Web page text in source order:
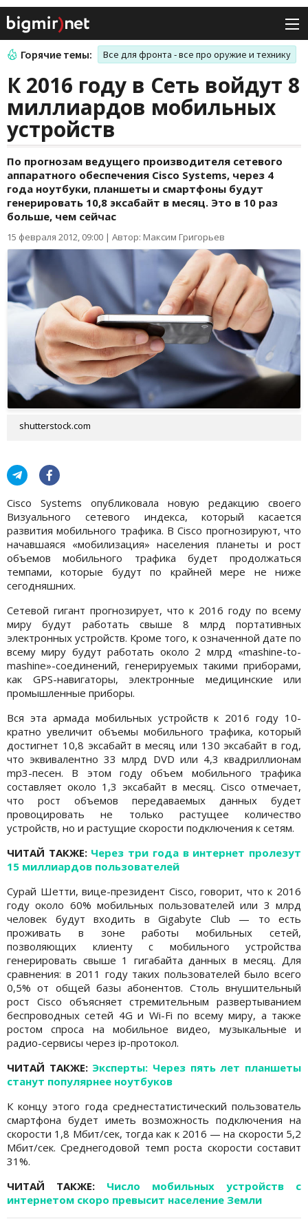
Горячие темы: Все для фронта - все про оружие и технику
К 2016 году в Сеть войдут 8
миллиардов мобильных
устройств
По прогнозам ведущего производителя сетевого
аппаратного обеспечения Cisco Systems, через 4
года ноутбуки, планшеты и смартфоны будут
генерировать 10,8 эксабайт в месяц. Это в 10 раз
больше, чем сейчас
15 февраля 2012, 09:00 | Автор: Максим Григорьев
shutterstock.com
Cisco Systems опубликовала новую редакцию своего
Визуального сетевого индекса, который касается
развития мобильного трафика. В Cisco прогнозируют, что
начавшаяся «мобилизация» населения планеты и рост
объемов мобильного трафика будет продолжаться
темпами, которые будут по крайней мере не ниже
сегодняшних.
Сетевой гигант прогнозирует, что к 2016 году по всему
миру будут работать свыше 8 млрд портативных
электронных устройств. Кроме того, к означенной дате по
всему миру будут работать около 2 млрд «mashine-to-
mashine»-соединений, генерируемых такими приборами,
как GPS-навигаторы, электронные медицинские или
промышленные приборы.
Вся эта армада мобильных устройств к 2016 году 10-
кратно увеличит объемы мобильного трафика, который
достигнет 10,8 эксабайт в месяц или 130 эксабайт в год,
что эквивалентно 33 млрд DVD или 4,3 квадриллионам
mp3-песен. В этом году объем мобильного трафика
составляет около 1,3 эксабайт в месяц. Cisco отмечает,
что рост объемов передаваемых данных будет
провоцировать не только растущее количество
устройств, но и растущие скорости подключения к сетям.
ЧИТАЙ ТАКЖЕ: Через три года в интернет пролезут
15 миллиардов пользователей
Сурай Шетти, вице-президент Cisco, говорит, что к 2016
году около 60% мобильных пользователей или 3 млрд
человек будут входить в Gigabyte Club — то есть
проживать в зоне работы мобильных сетей,
позволяющих клиенту с мобильного устройства
генерировать свыше 1 гигабайта данных в месяц. Для
сравнения: в 2011 году таких пользователей было всего
0,5% от общей базы абонентов. Столь внушительный
рост Cisco объясняет стремительным развертыванием
беспроводных сетей 4G и Wi-Fi по всему миру, а также
ростом спроса на мобильное видео, музыкальные и
радио-сервисы через ip-протокол.
ЧИТАЙ ТАКЖЕ: Эксперты: Через пять лет планшеты
станут популярнее ноутбуков
К концу этого года среднестатистический пользователь
смартфона будет иметь возможность подключения на
скорости 1,8 Мбит/сек, тогда как к 2016 — на скорости 5,2
Мбит/сек. Среднегодовой темп роста скорости составит
31%.
ЧИТАЙ ТАКЖЕ: Число мобильных устройств с
интернетом скоро превысит население Земли